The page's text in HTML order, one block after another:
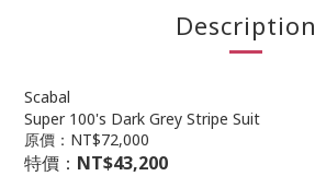
Description
Scabal
Super 100's Dark Grey Stripe Suit
原價：NT$72,000
特價： NT$43,200